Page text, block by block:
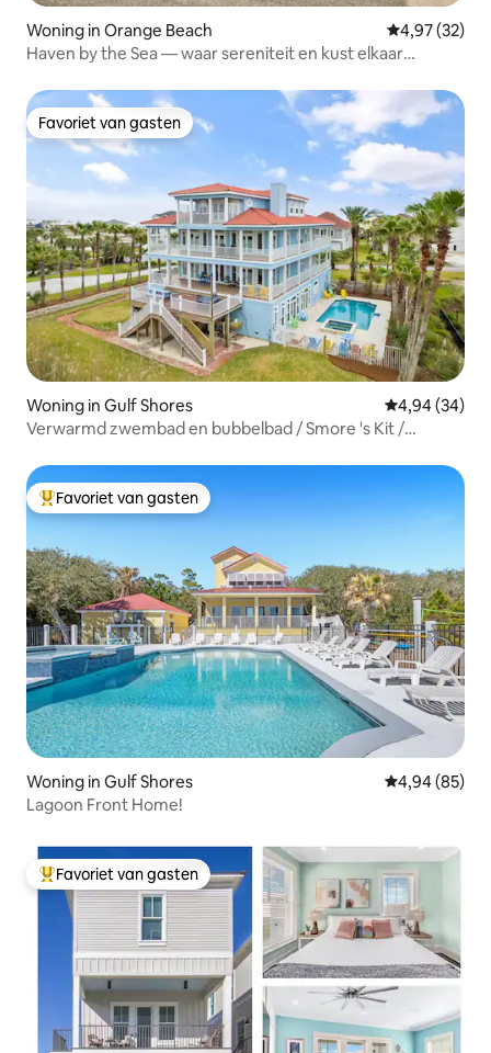
Woning in Orange Beach Gemiddelde
4,97 (32)
Haven by the Sea — waar sereniteit en kust elkaar
Favoriet van gasten
Favoriet van gasten
Woning in Gulf Shores Gemiddelde
4,94 (34)
Verwarmd zwembad en bubbelbad / Smore 's Kit /
Topfavoriet van gasten
Favoriet van gasten
Woning in Gulf Shores Gemiddelde
4,94 (85)
Lagoon Front Home!
Topfavoriet van gasten
Favoriet van gasten